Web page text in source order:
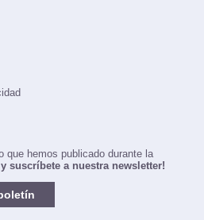
que hemos publicado durante la
suscríbete a nuestra newsletter!